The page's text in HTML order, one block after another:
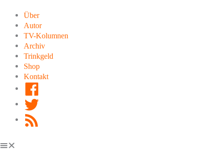
Inhalt
springen
Über
Autor
TV-Kolumnen
Archiv
Trinkgeld
Shop
Kontakt